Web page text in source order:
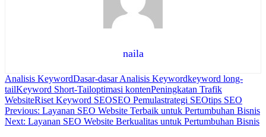
naila
Analisis KeywordDasar-dasar Analisis Keywordkeyword long-
tailKeyword Short-Tailoptimasi kontenPeningkatan Trafik
WebsiteRiset Keyword SEOSEO Pemulastrategi SEOtips SEO
Navigasi
pos
Previous: Layanan SEO Website Terbaik untuk Pertumbuhan Bisnis
Next: Layanan SEO Website Berkualitas untuk Pertumbuhan Bisnis